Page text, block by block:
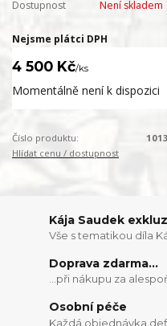
Dostupnost Není skladem
Nejsme plátci DPH
4 500 Kč/ks
Momentálně není k dispozici
Číslo produktu:
Hlídat cenu / dostupnost
Kája Saudek
Vše s tematikou díla
Doprava zdarma...
...při nákupu za
Osobní péče
Každá objednávka